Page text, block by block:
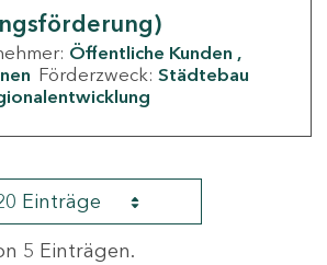
Öffentliche Kunden
Förderzweck: Städtebau
Einträge
5 Einträgen.